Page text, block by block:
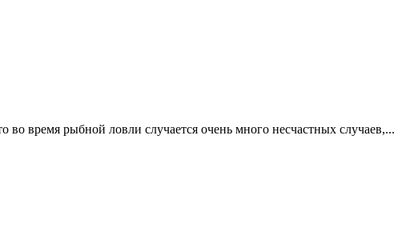
время рыбной ловли случается очень много несчастных случаев,...